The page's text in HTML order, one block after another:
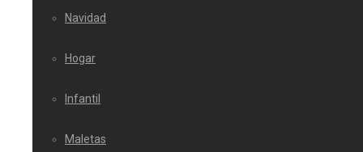
Navidad
Hogar
Infantil
Maletas